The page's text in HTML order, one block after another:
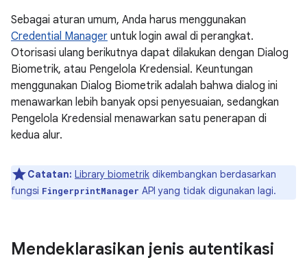
Sebagai aturan umum, Anda harus menggunakan
Credential Manager untuk login awal di perangkat.
Otorisasi ulang berikutnya dapat dilakukan dengan Dialog
Biometrik, atau Pengelola Kredensial. Keuntungan
menggunakan Dialog Biometrik adalah bahwa dialog ini
menawarkan lebih banyak opsi penyesuaian, sedangkan
Pengelola Kredensial menawarkan satu penerapan di
kedua alur.
Catatan: Library biometrik dikembangkan berdasarkan
fungsi FingerprintManager API yang tidak digunakan lagi.
Mendeklarasikan jenis autentikasi